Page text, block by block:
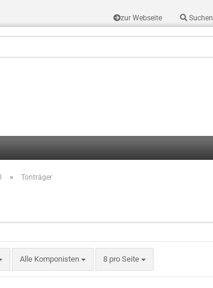
zur Webseite Suchen
» Tonträger
Alle Komponisten 8 pro Seite